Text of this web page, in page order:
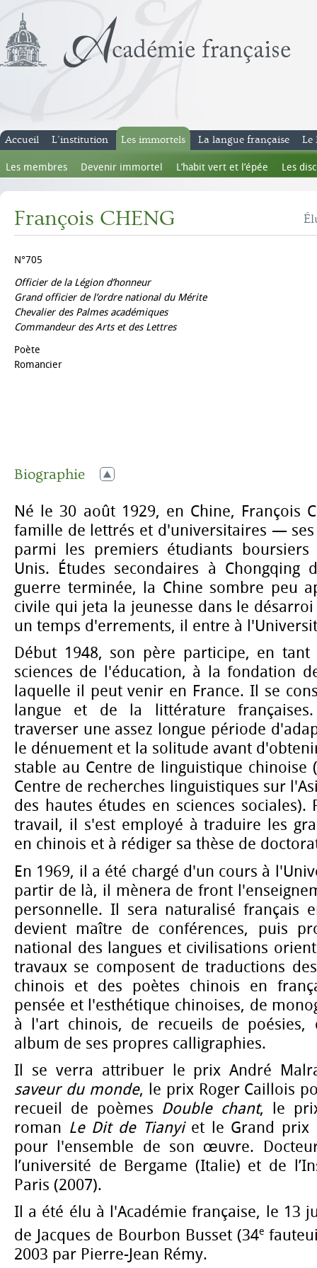
Accueil L’institution Les immortels
Les membres Devenir immortel L’habit vert et l’épée Les
La langue française Le
François CHENG
N°705
Officier de la Légion d’honneur
Grand officier de l’ordre national du Mérite
Chevalier des Palmes académiques
Commandeur des Arts et des Lettres
Poète
Romancier
Biographie
Né le 30 août 1929, en Chine, François
famille de lettrés et d'universitaires —
parmi les premiers étudiants boursiers
Unis. Études secondaires à Chongqing
guerre terminée, la Chine sombre peu
civile qui jeta la jeunesse dans le
un temps d'errements, il entre à
Début 1948, son père participe, en tant
sciences de l'éducation, à la fondation
laquelle il peut venir en France. Il se
langue et de la littérature
traverser une assez longue période
le dénuement et la solitude avant
stable au Centre de linguistique chinoise
Centre de recherches linguistiques sur
des hautes études en sciences sociales).
travail, il s'est employé à traduire les
en chinois et à rédiger sa thèse de
En 1969, il a été chargé d'un cours à
partir de là, il mènera de front
personnelle. Il sera naturalisé français
devient maître de conférences, puis
national des langues et civilisations
travaux se composent de traductions
chinois et des poètes chinois en
pensée et l'esthétique chinoises, de
à l'art chinois, de recueils de
album de ses propres calligraphies.
Il se verra attribuer le prix André
saveur du monde, le prix Roger Caillois
recueil de poèmes Double chant, le
roman Le Dit de Tianyiet le Grand prix
pour l'ensemble de son œuvre.
l’université de Bergame (Italie) et de
Paris (2007).
Il a été élu à l'Académie française, le 13
de Jacques de Bourbon Busset (34e
2003 par Pierre-Jean Rémy.